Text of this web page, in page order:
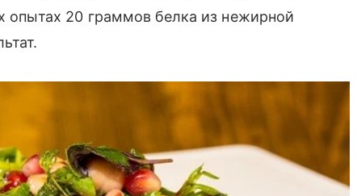
опытах 20 граммов белка из нежирной